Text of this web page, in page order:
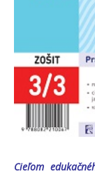
Cieľom